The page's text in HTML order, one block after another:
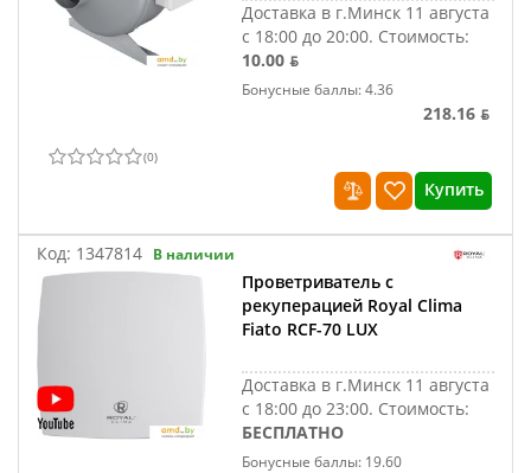
Доставка в г.Минск 11 августа
с 18:00 до 20:00. Стоимость:
10.00 ƃ
Бонусные баллы: 4.36
218.16 ƃ
(0)
Купить
Код: 1347814 В наличии
Проветриватель с
рекуперацией Royal Clima
Fiato RCF-70 LUX
Доставка в г.Минск 11 августа
с 18:00 до 23:00. Стоимость:
БЕСПЛАТНО
Бонусные баллы: 19.60